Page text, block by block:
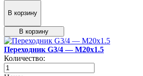
В корзину
В корзину
Переходник G3/4 — М20х1.5
Количество: